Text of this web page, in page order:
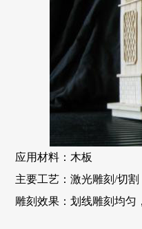
应用材料：木板
主要工艺：激光雕刻/切割
雕刻效果：划线雕刻均